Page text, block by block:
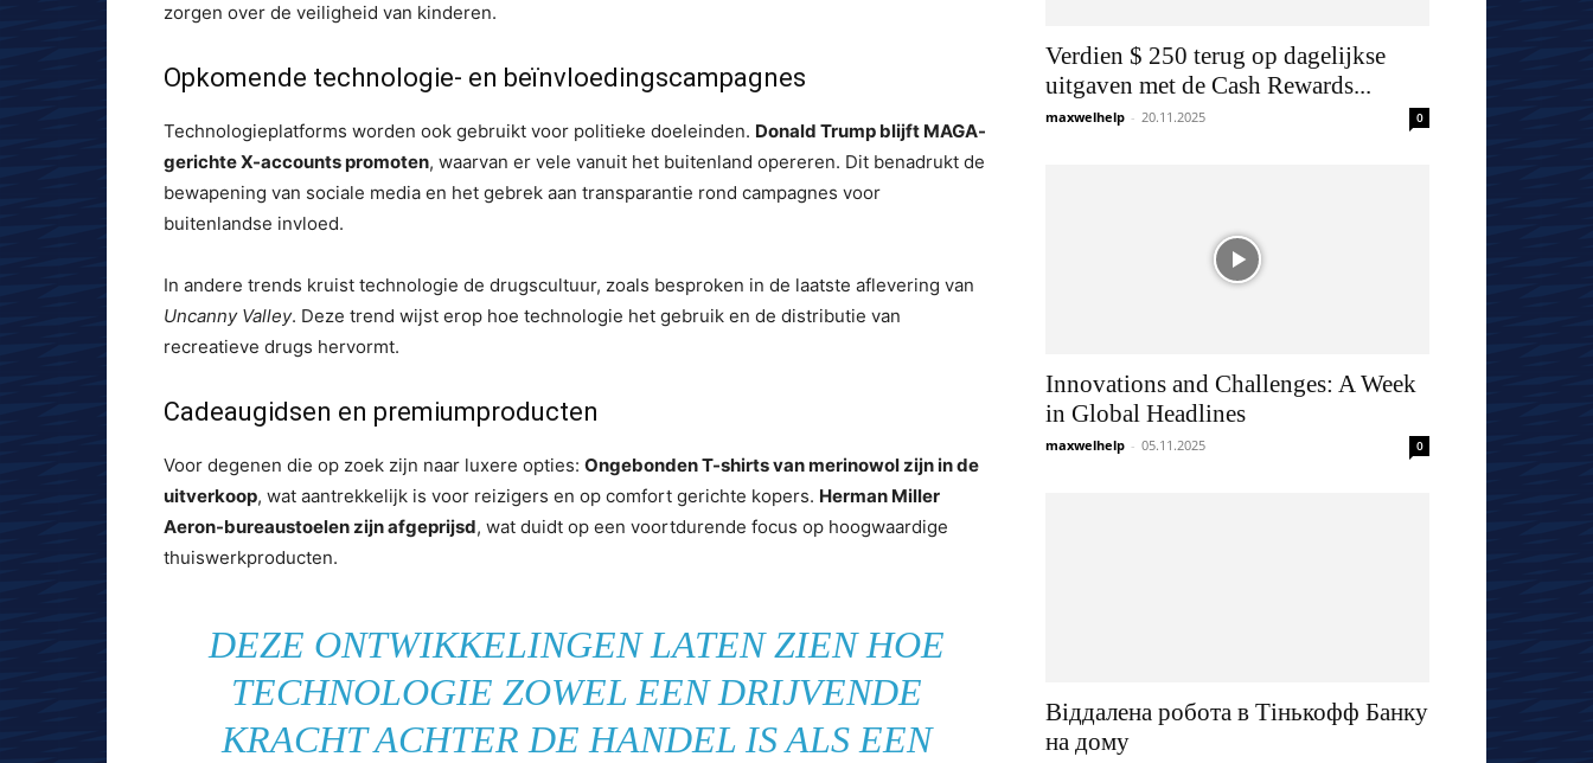
zorgen over de veiligheid van kinderen.
Opkomende technologie- en beïnvloedingscampagnes
Technologieplatforms worden ook gebruikt voor politieke doeleinden. Donald Trump blijft MAGA-
gerichte X-accounts promoten, waarvan er vele vanuit het buitenland opereren. Dit benadrukt de
bewapening van sociale media en het gebrek aan transparantie rond campagnes voor
buitenlandse invloed.
In andere trends kruist technologie de drugscultuur, zoals besproken in de laatste aflevering van
Uncanny Valley. Deze trend wijst erop hoe technologie het gebruik en de distributie van
recreatieve drugs hervormt.
Cadeaugidsen en premiumproducten
Voor degenen die op zoek zijn naar luxere opties: Ongebonden T-shirts van merinowol zijn in de
uitverkoop, wat aantrekkelijk is voor reizigers en op comfort gerichte kopers. Herman Miller
Aeron-bureaustoelen zijn afgeprijsd, wat duidt op een voortdurende focus op hoogwaardige
thuiswerkproducten.
DEZE ONTWIKKELINGEN LATEN ZIEN HOE
TECHNOLOGIE ZOWEL EEN DRIJVENDE
KRACHT ACHTER DE HANDEL IS ALS EEN
Verdien $ 250 terug op dagelijkse
uitgaven met de Cash Rewards...
maxwelhelp - 20.11.2025 0
Innovations and Challenges: A Week
in Global Headlines
maxwelhelp - 05.11.2025 0
Віддалена робота в Тінькофф Банку
на дому